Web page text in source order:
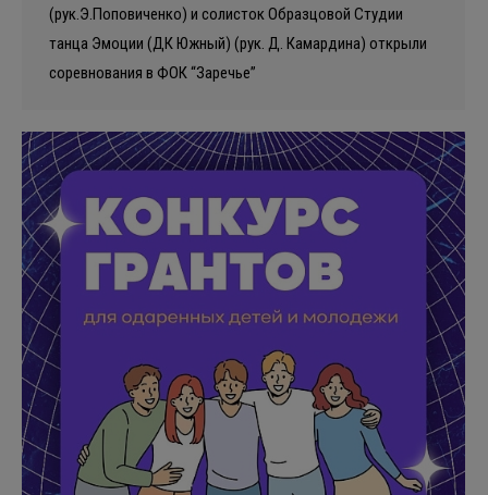
(рук.Э.Поповиченко) и солисток Образцовой Студии
танца Эмоции (ДК Южный) (рук. Д. Камардина) открыли
соревнования в ФОК “Заречье”